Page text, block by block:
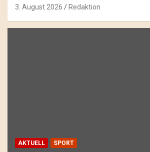
3. August 2026 Redaktion
AKTUELL SPORT